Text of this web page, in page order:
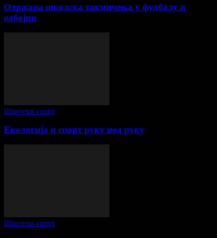
Одржана школска такмичења у фудбалу и
одбојци
Школски спорт
Екологија и спорт руку под руку
Школски спорт